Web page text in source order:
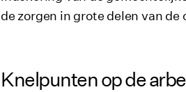
de zorgen in grote delen van
Knelpunten op de